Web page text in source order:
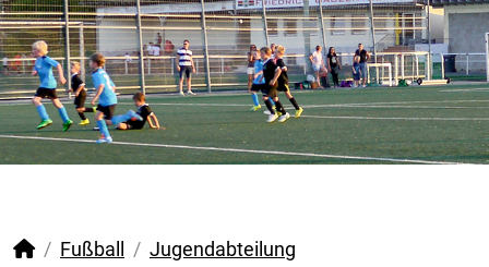
Fußball
Jugendabteilung